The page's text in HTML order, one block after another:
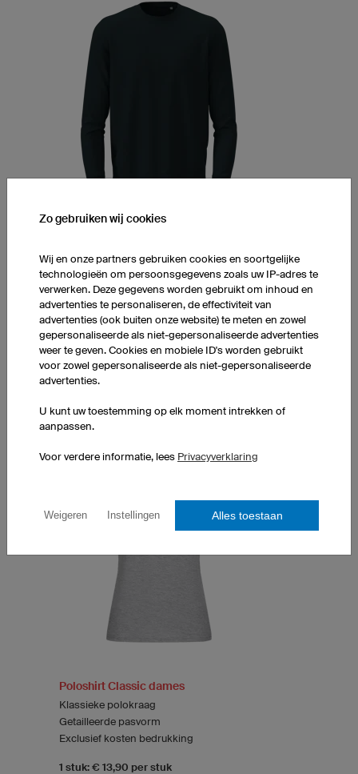
Ronde kraag
Unisex pasvorm
Exclusief kosten bedrukking
1 stuk: € 25,90 per stuk
10 stuks: € 21,90 per stuk
50 stuks: € 15,40 per stuk
Poloshirt Classic dames
Klassieke polokraag
Getailleerde pasvorm
Exclusief kosten bedrukking
1 stuk: € 13,90 per stuk
Zo gebruiken wij cookies
Wij en onze partners gebruiken cookies en soortgelijke
technologieën om persoonsgegevens zoals uw IP-adres te
verwerken. Deze gegevens worden gebruikt om inhoud en
advertenties te personaliseren, de effectiviteit van
advertenties (ook buiten onze website) te meten en zowel
gepersonaliseerde als niet-gepersonaliseerde advertenties
weer te geven. Cookies en mobiele ID's worden gebruikt
voor zowel gepersonaliseerde als niet-gepersonaliseerde
advertenties.
U kunt uw toestemming op elk moment intrekken of
aanpassen.
Voor verdere informatie, lees Privacyverklaring
Weigeren Instellingen Alles toestaan